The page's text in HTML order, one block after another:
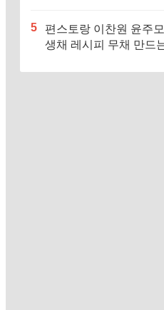
5
편스토랑 이찬원 윤주
생채 레시피 무채 만드